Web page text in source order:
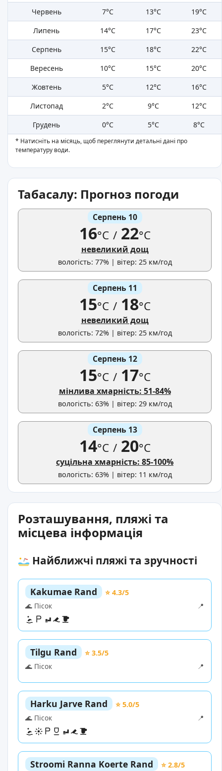
Червень
7°C 13°C
19°C
Липень
14°C 17°C
23°C
Серпень
15°C 18°C
22°C
Вересень
10°C 15°C
20°C
Жовтень
5°C 12°C
16°C
Листопад
2°C 9°C
12°C
Грудень
0°C 5°C 8°C
* Натисніть на місяць, щоб переглянути детальні дані про
температуру води.
Табасалу: Прогноз погоди
Серпень 10
16°C /22°C
невеликий дощ
вологість: 77% | вітер: 25 км/год
Серпень 11
15°C /18°C
невеликий дощ
вологість: 72% | вітер: 25 км/год
Серпень 12
15°C /17°C
мінлива хмарність: 51-84%
вологість: 63% | вітер: 29 км/год
Серпень 13
14°C /20°C
суцільна хмарність: 85-100%
вологість: 63% | вітер: 11 км/год
Розташування, пляжі та
місцева інформація
Найближчі пляжі та зручності
Kakumae Rand
⭐ 4.3/5
🌊 Пісок
📍
Tilgu Rand
⭐ 3.5/5
🌊 Пісок
📍
Harku Jarve Rand
⭐ 5.0/5
🌊 Пісок
📍
Stroomi Ranna Koerte Rand
⭐ 2.8/5